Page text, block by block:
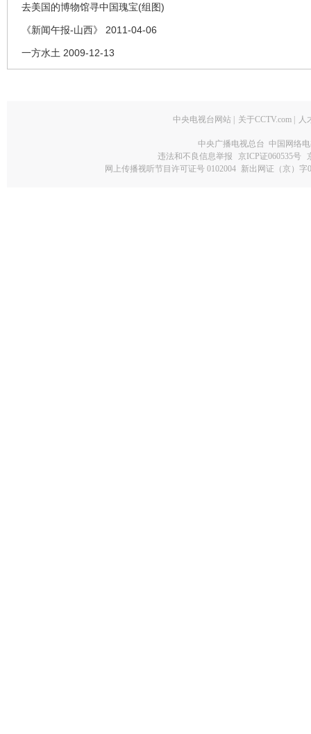
去美国的博物馆寻中国瑰宝(组图)
《新闻午报-山西》 2011-04-06
一方水土 2009-12-13
中央电视台网站 关于CCTV.com 人
中央广播电视总台 中国网络
违法和不良信息举报
京ICP证060535号
网上传播视听节目许可证号 0102004 新出网证（京）